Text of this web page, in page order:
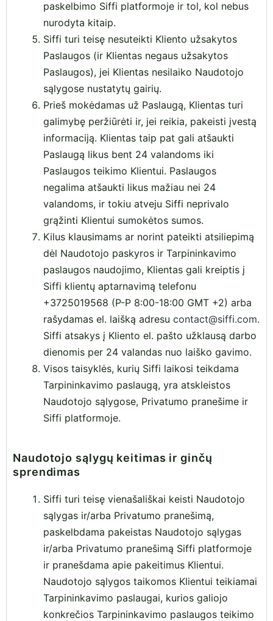
paskelbimo Siffi platformoje ir tol, kol nebus
nurodyta kitaip.
Siffi turi teisę nesuteikti Kliento užsakytos
Paslaugos (ir Klientas negaus užsakytos
Paslaugos), jei Klientas nesilaiko Naudotojo
sąlygose nustatytų gairių.
Prieš mokėdamas už Paslaugą, Klientas turi
galimybę peržiūrėti ir, jei reikia, pakeisti įvestą
informaciją. Klientas taip pat gali atšaukti
Paslaugą likus bent 24 valandoms iki
Paslaugos teikimo Klientui. Paslaugos
negalima atšaukti likus mažiau nei 24
valandoms, ir tokiu atveju Siffi neprivalo
grąžinti Klientui sumokėtos sumos.
Kilus klausimams ar norint pateikti atsiliepimą
dėl Naudotojo paskyros ir Tarpininkavimo
paslaugos naudojimo, Klientas gali kreiptis į
Siffi klientų aptarnavimą telefonu
+3725019568 (P-P 8:00-18:00 GMT +2) arba
rašydamas el. laišką adresu contact@siffi.com.
Siffi atsakys į Kliento el. pašto užklausą darbo
dienomis per 24 valandas nuo laiško gavimo.
Visos taisyklės, kurių Siffi laikosi teikdama
Tarpininkavimo paslaugą, yra atskleistos
Naudotojo sąlygose, Privatumo pranešime ir
Siffi platformoje.
Naudotojo sąlygų keitimas ir ginčų
sprendimas
Siffi turi teisę vienašališkai keisti Naudotojo
sąlygas ir/arba Privatumo pranešimą,
paskelbdama pakeistas Naudotojo sąlygas
ir/arba Privatumo pranešimą Siffi platformoje
ir pranešdama apie pakeitimus Klientui.
Naudotojo sąlygos taikomos Klientui teikiamai
Tarpininkavimo paslaugai, kurios galiojo
konkrečios Tarpininkavimo paslaugos teikimo